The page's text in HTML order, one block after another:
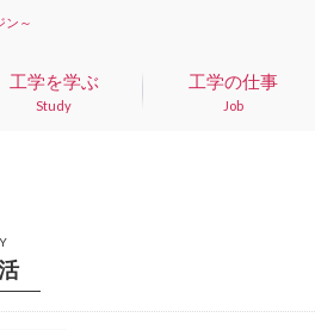
ン～
Study
工学を学ぶ
Job
工学の仕事